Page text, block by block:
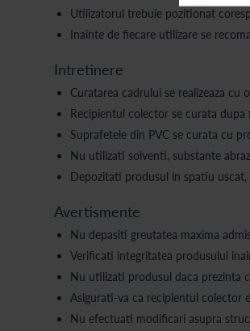
Utilizatorul trebuie pozitionat
Inainte de fiecare utilizare se
Intretinere
Curatarea cadrului se realizeaza cu
Recipientul colector se curata dupa
Suprafetele din PVC se curata cu
Nu utilizati solventi, substante
Depozitati produsul in spatiu
Avertismente
Nu depasiti greutatea maxima
Verificati integritatea produsului
Nu utilizati produsul daca prezinta
Asigurati-va ca recipientul colector
Nu efectuati modificari asupra